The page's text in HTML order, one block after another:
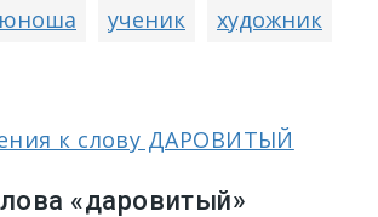
юноша ученик
художник
к слову ДАРОВИТЫЙ
«даровитый»